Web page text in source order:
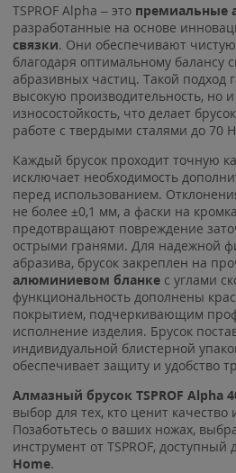
TSPROF Alpha – это премиальные
разработанные на основе
связки. Они обеспечивают
благодаря оптимальному балансу
абразивных частиц. Такой подход
высокую производительность, но
износостойкость, что делает
работе с твердыми сталями до 70
Каждый брусок проходит точную
исключает необходимость
перед использованием.
не более ±0,1 мм, а фаски на
предотвращают повреждение
острыми гранями. Для надежной
абразива, брусок закреплен на
алюминиевом бланке с углами
функциональность дополнены
покрытием, подчеркивающим
исполнение изделия. Брусок
индивидуальной блистерной
обеспечивает защиту и удобство
Алмазный брусок TSPROF Alpha
выбор для тех, кто ценит качество
Позаботьтесь о ваших ножах,
инструмент от TSPROF, доступный
Home.